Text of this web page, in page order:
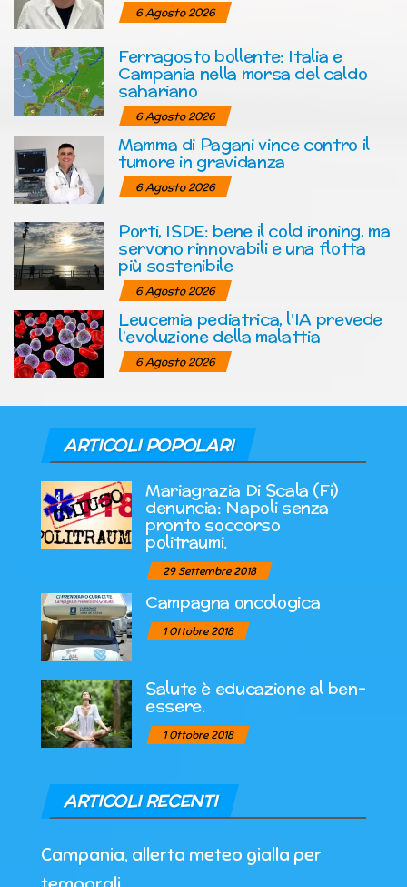
6 Agosto 2026
Ferragosto bollente: Italia e
Campania nella morsa del caldo
sahariano
6 Agosto 2026
Mamma di Pagani vince contro il
tumore in gravidanza
6 Agosto 2026
Porti, ISDE: bene il cold ironing, ma
servono rinnovabili e una flotta
più sostenibile
6 Agosto 2026
Leucemia pediatrica, l’IA prevede
l’evoluzione della malattia
6 Agosto 2026
ARTICOLI POPOLARI
Mariagrazia Di Scala (Fi)
denuncia: Napoli senza
pronto soccorso
politraumi.
29 Settembre 2018
Campagna oncologica
1 Ottobre 2018
Salute è educazione al ben-
essere.
1 Ottobre 2018
ARTICOLI RECENTI
Campania, allerta meteo gialla per